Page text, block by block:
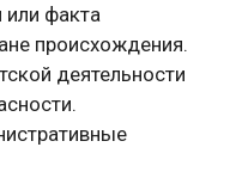
факта
происхождения.
деятельности